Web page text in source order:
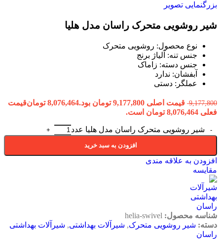
بزرگنمایی تصویر
شیر روشویی متحرک راسان مدل هلیا
نوع محصول: روشویی متحرک
جنس تنه: آلیاژ برنج
جنس دسته: زاماک
آبفشان: ندارد
عملگر: دستی
9,177,800 قیمت اصلی 9,177,800 تومان بود. 8,076,464 تومانقیمت
فعلی 8,076,464 تومان است.
شیر روشویی متحرک راسان مدل هلیا عدد
افزودن به سبد خرید
افزودن به علاقه مندی
مقایسه
شناسه محصول: helia-swivel
دسته: شیر روشویی متحرک, شیرآلات بهداشتی, شیرآلات بهداشتی
راسان